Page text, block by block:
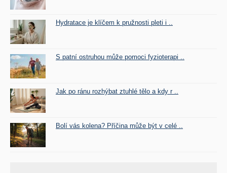
Hydratace je klíčem k pružnosti pleti i ..
S patní ostruhou může pomoci fyzioterapi ..
Jak po ránu rozhýbat ztuhlé tělo a kdy r ..
Bolí vás kolena? Příčina může být v celé ..